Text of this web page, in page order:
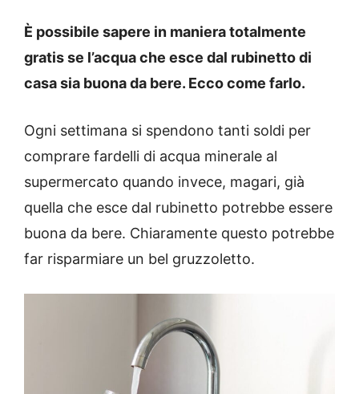
È possibile sapere in maniera totalmente
gratis se l’acqua che esce dal rubinetto di
casa sia buona da bere. Ecco come farlo.
Ogni settimana si spendono tanti soldi per
comprare fardelli di acqua minerale al
supermercato quando invece, magari, già
quella che esce dal rubinetto potrebbe essere
buona da bere. Chiaramente questo potrebbe
far risparmiare un bel gruzzoletto.